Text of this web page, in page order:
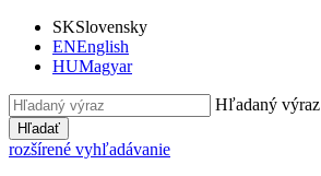
SKSlovensky
ENEnglish
HUMagyar
Hľadaný výraz
Hľadať
rozšírené vyhľadávanie